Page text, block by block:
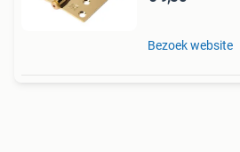
Bezoek website